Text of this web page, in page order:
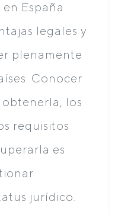
España
legales y
plenamente
Conocer
los
requisitos
es
jurídico.